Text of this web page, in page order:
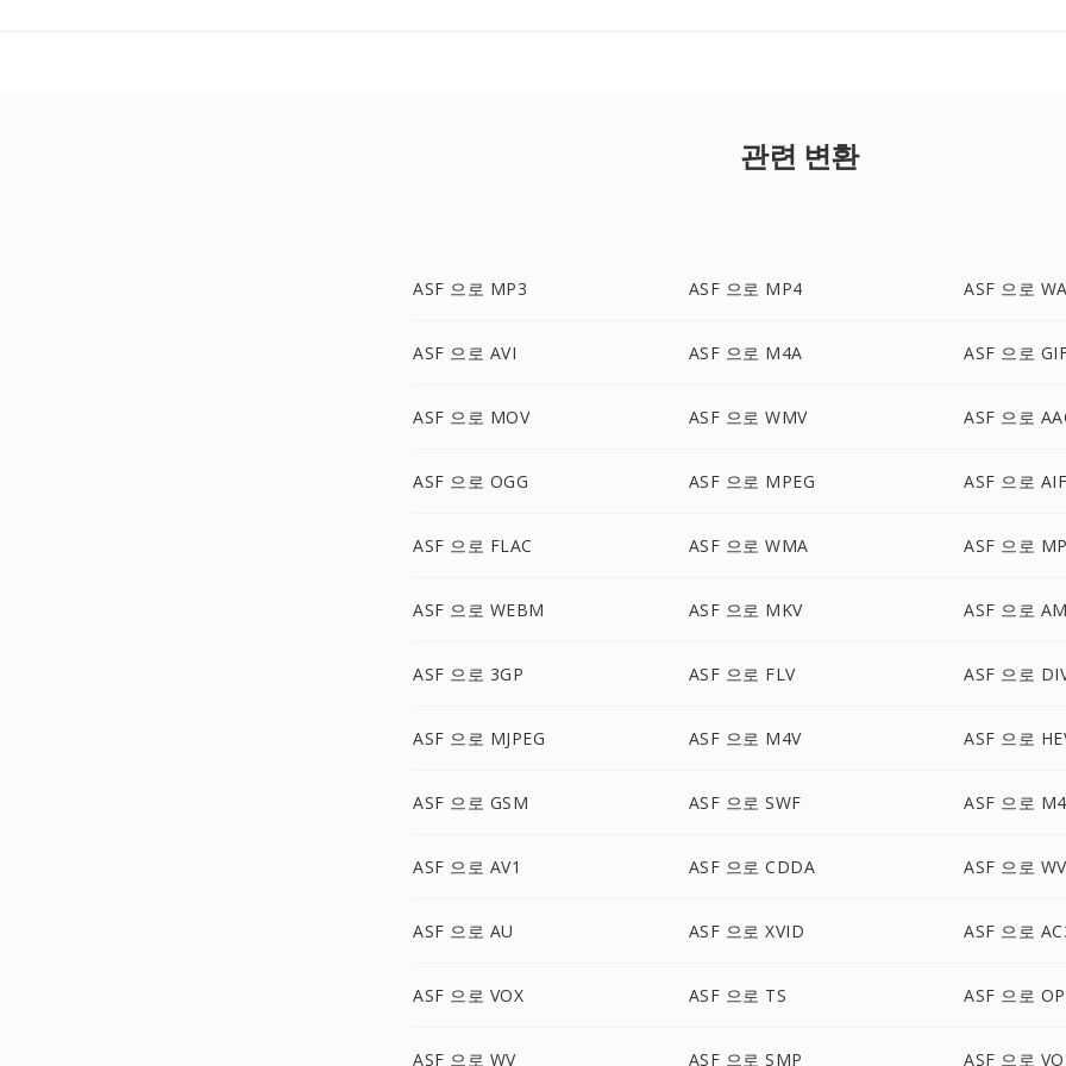
관련 변환
ASF 으로 MP3 ASF 으로 MP4 ASF 으로
ASF 으로 AVI ASF 으로 M4A ASF 으로
ASF 으로 MOV ASF 으로 WMV ASF 으로
ASF 으로 OGG ASF 으로 MPEG ASF 으로
ASF 으로 FLAC ASF 으로 WMA ASF 으로
ASF 으로 WEBM ASF 으로 MKV ASF 으로
ASF 으로 3GP ASF 으로 FLV ASF 으로
ASF 으로 MJPEG ASF 으로 M4V ASF 으로
ASF 으로 GSM ASF 으로 SWF ASF 으로
ASF 으로 AV1 ASF 으로 CDDA ASF 으로
ASF 으로 AU ASF 으로 XVID ASF 으로
ASF 으로 VOX ASF 으로 TS ASF 으로
ASF 으로 WV ASF 으로 SMP ASF 으로